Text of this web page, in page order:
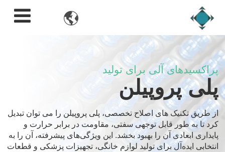

پراکسیدهای آلی برای تولید
پلی پروپیلن
از طریق تکنیک های اصلاح تخصصی، پلی پروپیلن را می توان تبدیل
کرد تا به طور قابل توجهی سفتی، مقاومت در برابر حرارت و
پایداری ابعادی آن را بهبود بخشد. این ویژگی‌های پیشرفته، آن را به
انتخابی ایده‌آل برای تولید لوازم خانگی، تجهیزات پزشکی و قطعات